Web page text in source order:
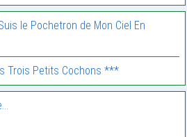
le Pochetron de Mon Ciel En
Trois Petits Cochons ***